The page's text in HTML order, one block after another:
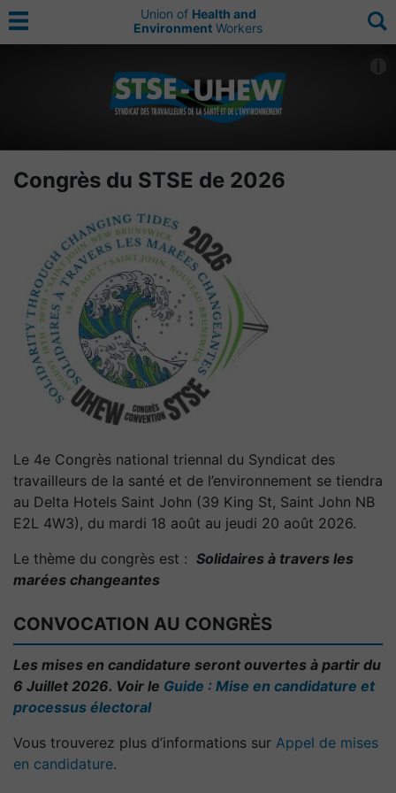
Union of Health and
Environment Workers
Congrès du STSE de 2026
Le 4e Congrès national triennal du Syndicat des
travailleurs de la santé et de l’environnement se tiendra
au Delta Hotels Saint John (39 King St, Saint John NB
E2L 4W3), du mardi 18 août au jeudi 20 août 2026.
Le thème du congrès est : Solidaires à travers les
marées changeantes
CONVOCATION AU CONGRÈS
Les mises en candidature seront ouvertes à partir du
6 Juillet 2026. Voir le Guide : Mise en candidature et
processus électoral
Vous trouverez plus d’informations sur Appel de mises
en candidature.